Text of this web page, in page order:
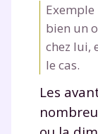
bien un
chez lui,
le cas.
Les